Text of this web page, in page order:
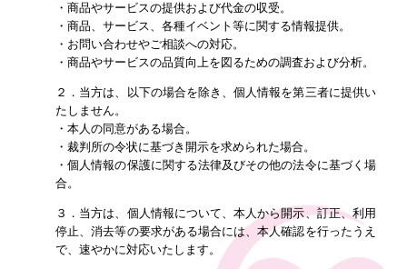
・商品やサービスの提供および代金の収受。
・商品、サービス、各種イベント等に関する情報提供。
・お問い合わせやご相談への対応。
・商品やサービスの品質向上を図るための調査および分析。
２．当方は、以下の場合を除き、個人情報を第三者に提供い
たしません。
・本人の同意がある場合。
・裁判所の令状に基づき開示を求められた場合。
・個人情報の保護に関する法律及びその他の法令に基づく場
合。
３．当方は、個人情報について、本人から開示、訂正、利用
停止、消去等の要求がある場合には、本人確認を行ったうえ
で、速やかに対応いたします。